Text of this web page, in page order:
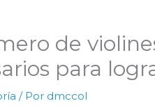
de
para
/ Por dmccol